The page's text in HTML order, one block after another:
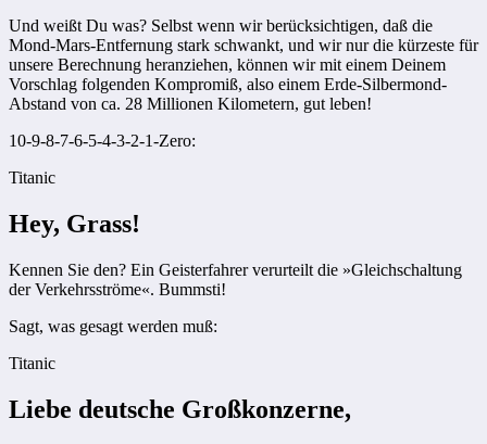
Und weißt Du was? Selbst wenn wir berücksichtigen, daß die
Mond-Mars-Entfernung stark schwankt, und wir nur die kürzeste für
unsere Berechnung heranziehen, können wir mit einem Deinem
Vorschlag folgenden Kompromiß, also einem Erde-Silbermond-
Abstand von ca. 28 Millionen Kilometern, gut leben!
10-9-8-7-6-5-4-3-2-1-Zero:
Titanic
Hey, Grass!
Kennen Sie den? Ein Geisterfahrer verurteilt die »Gleichschaltung
der Verkehrsströme«. Bummsti!
Sagt, was gesagt werden muß:
Titanic
Liebe deutsche Großkonzerne,